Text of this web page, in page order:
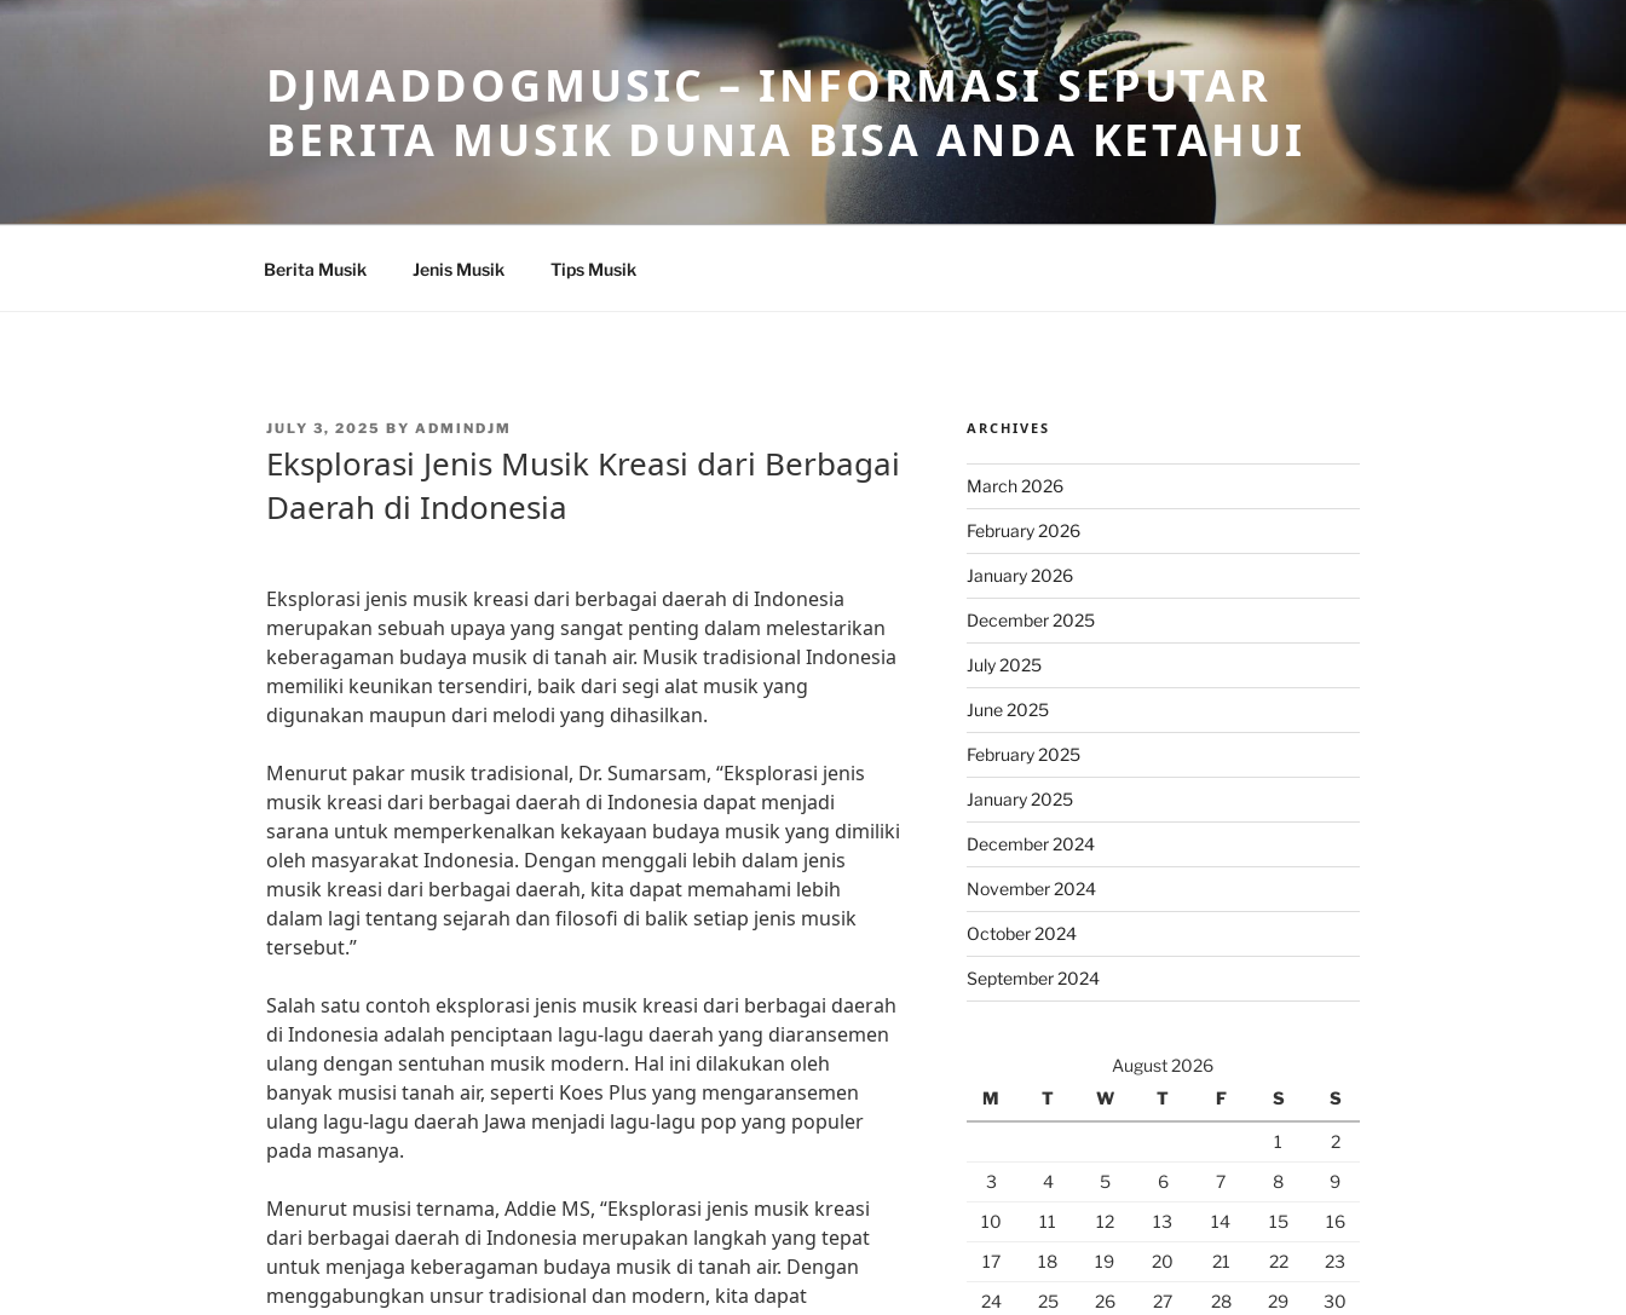
Skip
DJMADDOGMUSIC – INFORMASI SEPUTAR
BERITA MUSIK DUNIA BISA ANDA KETAHUI
Berita Musik Jenis Musik Tips Musik
POSTED
JULY 3, 2025 BY ADMINDJM
Eksplorasi Jenis Musik Kreasi dari Berbagai
Daerah di Indonesia
Eksplorasi jenis musik kreasi dari berbagai daerah di Indonesia
merupakan sebuah upaya yang sangat penting dalam melestarikan
keberagaman budaya musik di tanah air. Musik tradisional Indonesia
memiliki keunikan tersendiri, baik dari segi alat musik yang
digunakan maupun dari melodi yang dihasilkan.
Menurut pakar musik tradisional, Dr. Sumarsam, “Eksplorasi jenis
musik kreasi dari berbagai daerah di Indonesia dapat menjadi
sarana untuk memperkenalkan kekayaan budaya musik yang dimiliki
oleh masyarakat Indonesia. Dengan menggali lebih dalam jenis
musik kreasi dari berbagai daerah, kita dapat memahami lebih
dalam lagi tentang sejarah dan filosofi di balik setiap jenis musik
tersebut.”
Salah satu contoh eksplorasi jenis musik kreasi dari berbagai daerah
di Indonesia adalah penciptaan lagu-lagu daerah yang diaransemen
ulang dengan sentuhan musik modern. Hal ini dilakukan oleh
banyak musisi tanah air, seperti Koes Plus yang mengaransemen
ulang lagu-lagu daerah Jawa menjadi lagu-lagu pop yang populer
pada masanya.
Menurut musisi ternama, Addie MS, “Eksplorasi jenis musik kreasi
dari berbagai daerah di Indonesia merupakan langkah yang tepat
untuk menjaga keberagaman budaya musik di tanah air. Dengan
menggabungkan unsur tradisional dan modern, kita dapat
ARCHIVES
March 2026
February 2026
January 2026
December 2025
July 2025
June 2025
February 2025
January 2025
December 2024
November 2024
October 2024
September 2024
August 2026
M
T W T F S S
1
2
3
4 5 6 7 8
9
10
11 12 13 14 15
16
17
18 19 20 21 22
23
24
25 26 27 28 29
30